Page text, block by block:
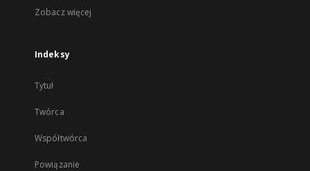
Zobacz więcej
Indeksy
Tytuł
Twórca
Współtwórca
Powiązanie